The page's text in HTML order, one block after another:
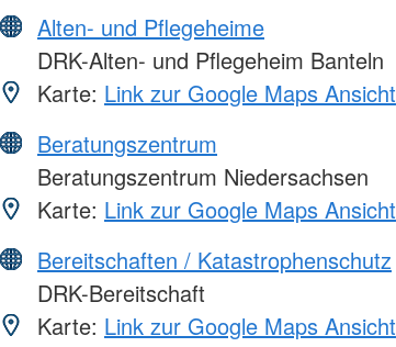
Alten- und Pflegeheime
DRK-Alten- und Pflegeheim Banteln
Karte: Link zur Google Maps Ansicht
Beratungszentrum
Beratungszentrum Niedersachsen
Karte: Link zur Google Maps Ansicht
Bereitschaften / Katastrophenschutz
DRK-Bereitschaft
Karte: Link zur Google Maps Ansicht